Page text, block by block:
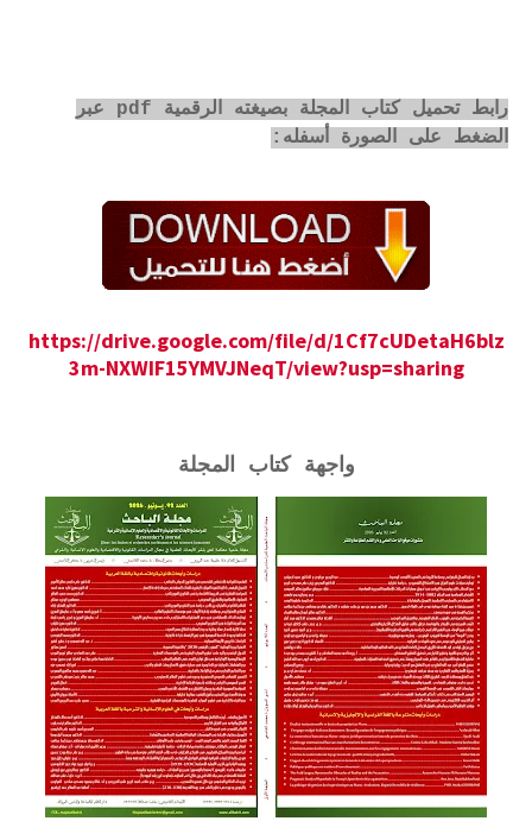
رابط تحميل كتاب المجلة بصيغته الرقمية pdf عبر
الضغط على الصورة أسفله:
https://drive.google.com/file/d/1Cf7cUDetaH6blz
3m-NXWIF15YMVJNeqT/view?usp=sharing
واجهة كتاب المجلة